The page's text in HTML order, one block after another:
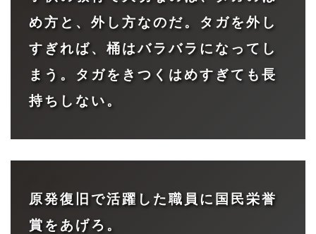
め方と、外し方なのだ。タガを外し
すぎれば、桶はバラバラになってし
まう。タガをきつくはめすぎても長
持ちしない。
原発復旧で活躍した職員に国民栄誉
賞をあげろ。